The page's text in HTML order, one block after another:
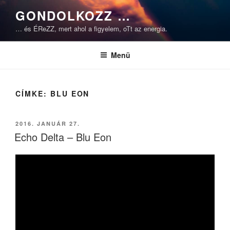
Tartalomhoz
GONDOLKOZZ …
… és ÉReZZ, mert ahol a figyelem, oTt az energia.
Menü
CÍMKE: BLU EON
BEKÜLDVE:
2016. JANUÁR 27.
Echo Delta – Blu Eon